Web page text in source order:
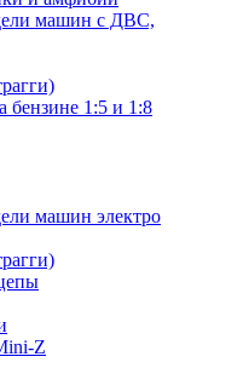
машин с ДВС,
бензине 1:5 и 1:8
машин электро
Z